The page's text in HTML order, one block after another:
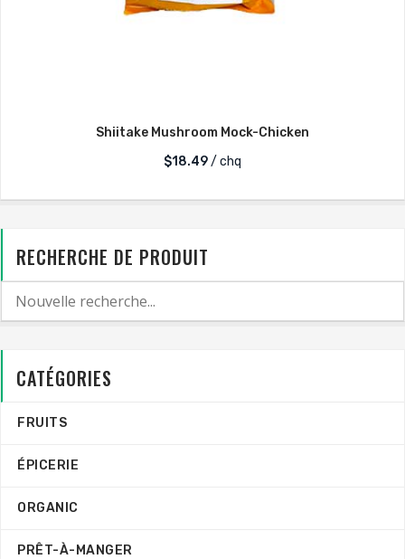
Shiitake Mushroom Mock-Chicken
$18.49/ chq
RECHERCHE DE PRODUIT
CATÉGORIES
FRUITS
ÉPICERIE
ORGANIC
PRÊT-À-MANGER